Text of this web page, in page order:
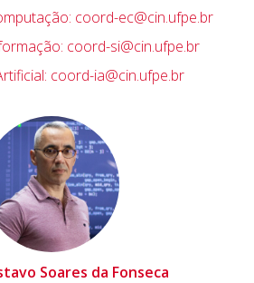
coord-ec@cin.ufpe.br
coord-si@cin.ufpe.br
coord-ia@cin.ufpe.br
Soares da Fonseca